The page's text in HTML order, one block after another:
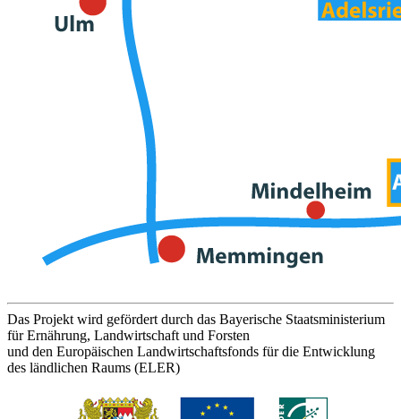
Das Projekt wird gefördert durch das Bayerische Staatsministerium
für Ernährung, Landwirtschaft und Forsten
und den Europäischen Landwirtschaftsfonds für die Entwicklung
des ländlichen Raums (ELER)